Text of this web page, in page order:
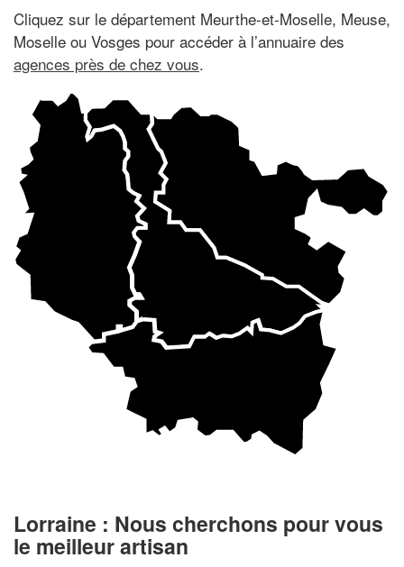
Cliquez sur le département Meurthe-et-Moselle, Meuse,
Moselle ou Vosges pour accéder à l’annuaire des
agences près de chez vous.
Lorraine : Nous cherchons pour vous
le meilleur artisan